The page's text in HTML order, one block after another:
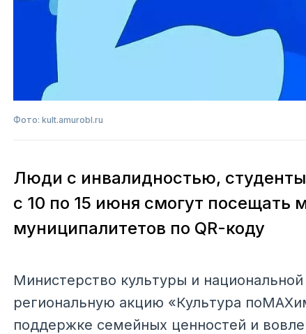
Фото: kult.amurobl.ru
Люди с инвалидностью,
с 10 по 15 июня смогут посещать
муниципалитетов по QR-коду
Министерство культуры и
региональную акцию «Культура
поддержке семейных ценностей и